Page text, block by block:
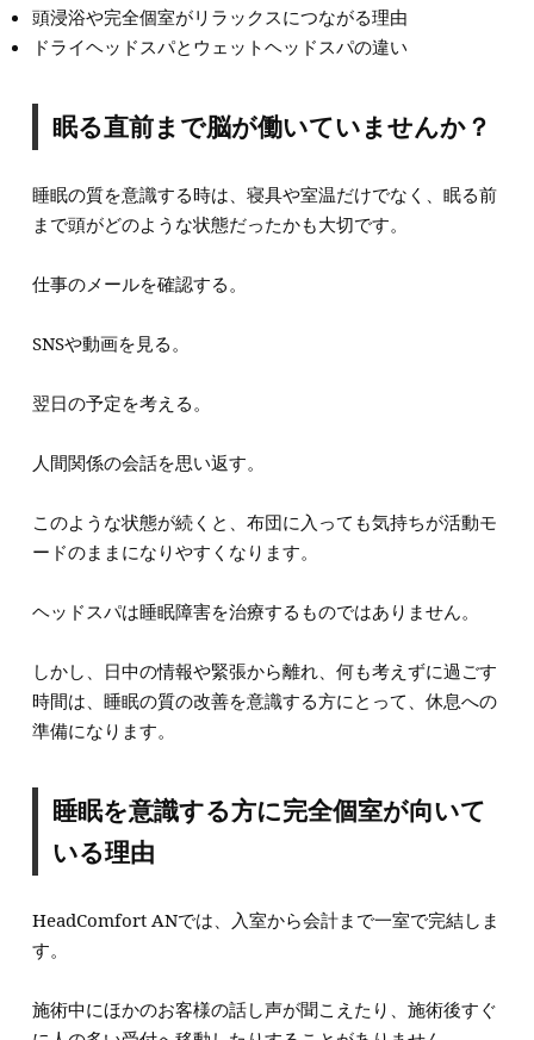
頭浸浴や完全個室がリラックスにつながる理由
ドライヘッドスパとウェットヘッドスパの違い
眠る直前まで脳が働いていませんか？
睡眠の質を意識する時は、寝具や室温だけでなく、眠る前
まで頭がどのような状態だったかも大切です。
仕事のメールを確認する。
SNSや動画を見る。
翌日の予定を考える。
人間関係の会話を思い返す。
このような状態が続くと、布団に入っても気持ちが活動モ
ードのままになりやすくなります。
ヘッドスパは睡眠障害を治療するものではありません。
しかし、日中の情報や緊張から離れ、何も考えずに過ごす
時間は、睡眠の質の改善を意識する方にとって、休息への
準備になります。
睡眠を意識する方に完全個室が向いて
いる理由
HeadComfort ANでは、入室から会計まで一室で完結しま
す。
施術中にほかのお客様の話し声が聞こえたり、施術後すぐ